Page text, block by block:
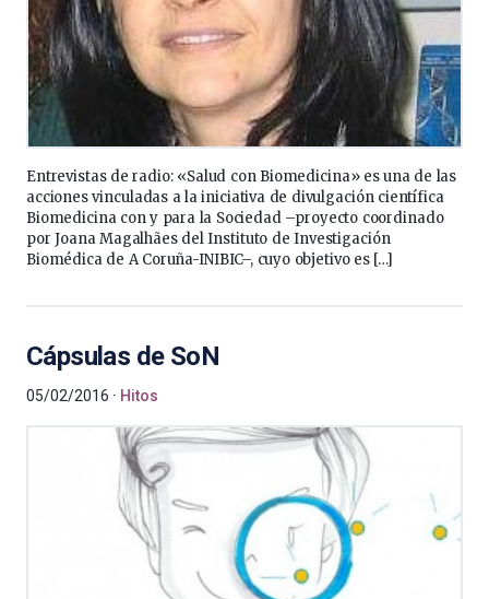
Entrevistas de radio: «Salud con Biomedicina» es una de las
acciones vinculadas a la iniciativa de divulgación científica
Biomedicina con y para la Sociedad –proyecto coordinado
por Joana Magalhães del Instituto de Investigación
Biomédica de A Coruña-INIBIC–, cuyo objetivo es […]
Cápsulas de SoN
05/02/2016 Hitos